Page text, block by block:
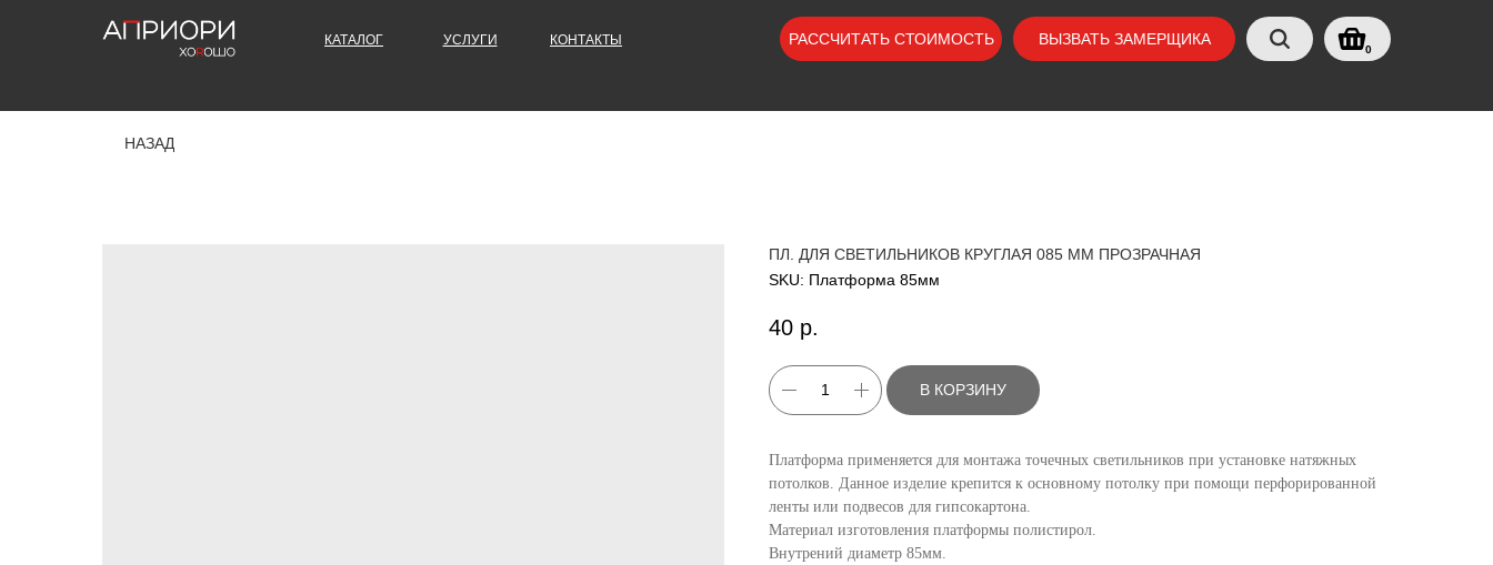
КОНТАКТЫ
УСЛУГИ
КАТАЛОГ ВЫЗВАТЬ ЗАМЕРЩИКА
РАССЧИТАТЬ СТОИМОСТЬ
0
НАЗАД
ПЛ. ДЛЯ СВЕТИЛЬНИКОВ КРУГЛАЯ 085 ММ ПРОЗРАЧНАЯ
SKU: Платформа 85мм
40 р.
В КОРЗИНУ
Платформа применяется для монтажа точечных светильников при установке натяжных
потолков. Данное изделие крепится к основному потолку при помощи перфорированной
ленты или подвесов для гипсокартона.
Материал изготовления платформы полистирол.
Внутрений диаметр 85мм.